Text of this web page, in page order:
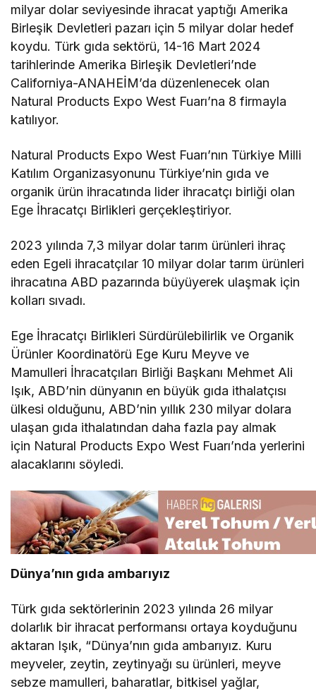
milyar dolar seviyesinde ihracat yaptığı Amerika
Birleşik Devletleri pazarı için 5 milyar dolar hedef
koydu. Türk gıda sektörü, 14-16 Mart 2024
tarihlerinde Amerika Birleşik Devletleri’nde
Californiya-ANAHEİM’da düzenlenecek olan
Natural Products Expo West Fuarı’na 8 firmayla
katılıyor.
Natural Products Expo West Fuarı’nın Türkiye Milli
Katılım Organizasyonunu Türkiye’nin gıda ve
organik ürün ihracatında lider ihracatçı birliği olan
Ege İhracatçı Birlikleri gerçekleştiriyor.
2023 yılında 7,3 milyar dolar tarım ürünleri ihraç
eden Egeli ihracatçılar 10 milyar dolar tarım ürünleri
ihracatına ABD pazarında büyüyerek ulaşmak için
kolları sıvadı.
Ege İhracatçı Birlikleri Sürdürülebilirlik ve Organik
Ürünler Koordinatörü Ege Kuru Meyve ve
Mamulleri İhracatçıları Birliği Başkanı Mehmet Ali
Işık, ABD’nin dünyanın en büyük gıda ithalatçısı
ülkesi olduğunu, ABD’nin yıllık 230 milyar dolara
ulaşan gıda ithalatından daha fazla pay almak
için Natural Products Expo West Fuarı’nda yerlerini
alacaklarını söyledi.
Dünya’nın gıda ambarıyız
Türk gıda sektörlerinin 2023 yılında 26 milyar
dolarlık bir ihracat performansı ortaya koyduğunu
aktaran Işık, “Dünya’nın gıda ambarıyız. Kuru
meyveler, zeytin, zeytinyağı su ürünleri, meyve
sebze mamulleri, baharatlar, bitkisel yağlar,